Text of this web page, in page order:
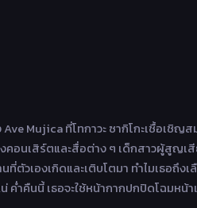
Mujica ที่โทกาวะ ซากิโกะเชื้อเชิญส
งคอนเสิร์ตและสื่อต่าง ๆ เด็กสาวผู้สูญเ
ตัวเองเกิดและเติบโตมา ทำไมเธอถึงเ
ำคืนนี้ เธอจะใช้หน้ากากปกปิดโฉมหน้า